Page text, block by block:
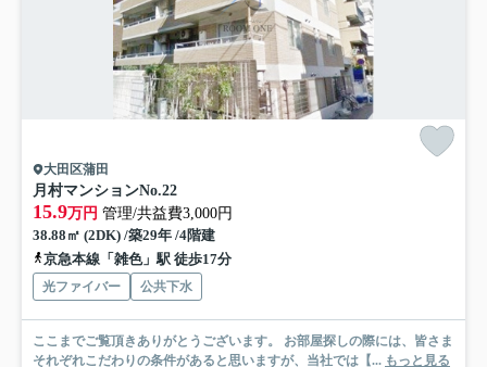
大田区蒲田
月村マンションNo.22
15.9万円 管理/共益費3,000円
38.88㎡ (2DK) /築29年 /4階建
京急本線「雑色」駅 徒歩17分
光ファイバー 公共下水
ここまでご覧頂きありがとうございます。 お部屋探しの際には、皆さま
それぞれこだわりの条件があると思いますが、当社では【... もっと見る